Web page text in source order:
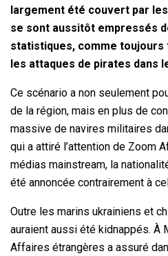
largement été couvert par
se sont aussitôt empressés
statistiques, comme
les attaques de pirates dans
Ce scénario a non seulement
de la région, mais en plus de
massive de navires militaires
qui a attiré l’attention de Zoom
médias mainstream, la
été annoncée contrairement à
Outre les marins ukrainiens et
auraient aussi été kidnappés. À
Affaires étrangères a assuré